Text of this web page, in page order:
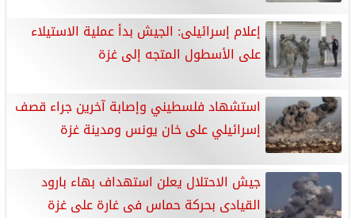
إعلام إسرائيلى: الجيش بدأ عملية الاستيلاء
على الأسطول المتجه إلى غزة
استشهاد فلسطيني وإصابة آخرين جراء قصف
إسرائيلي على خان يونس ومدينة غزة
جيش الاحتلال يعلن استهداف بهاء بارود
القيادى بحركة حماس فى غارة على غزة